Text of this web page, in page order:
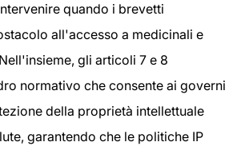
quando i brevetti
all'accesso a medicinali e
gli articoli 7 e 8
normativo che consente ai governi
della proprietà intellettuale
garantendo che le politiche IP